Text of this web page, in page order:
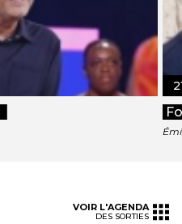
VOIR L'AGENDA
DES SORTIES